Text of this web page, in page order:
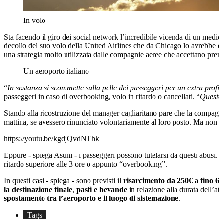
In volo
Sta facendo il giro dei social network l’incredibile vicenda di un
decollo del suo volo della United Airlines che da Chicago lo
una strategia molto utilizzata dalle compagnie aeree che accettano
Un aeroporto italiano
“In sostanza si scommette sulla pelle dei passeggeri per un extra
passeggeri in caso di overbooking, volo in ritardo o cancellati. “
Stando alla ricostruzione del manager cagliaritano pare che la
mattina, se avessero rinunciato volontariamente al loro posto. Ma
https://youtu.be/kgdjQvdNThk
Eppure - spiega Asuni - i passeggeri possono tutelarsi da questi
ritardo superiore alle 3 ore o appunto “overbooking”.
In questi casi - spiega - sono previsti il risarcimento da 250€ a fino
la destinazione finale, pasti e bevande in relazione alla durata
spostamento tra l’aeroporto e il luogo di sistemazione.
Tags